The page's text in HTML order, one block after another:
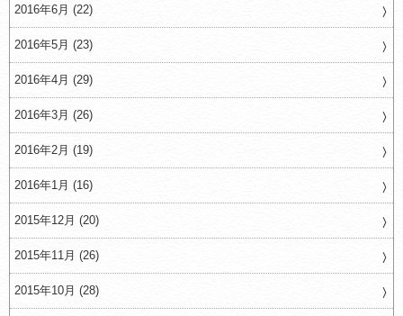
2016年6月 (22)
2016年5月 (23)
2016年4月 (29)
2016年3月 (26)
2016年2月 (19)
2016年1月 (16)
2015年12月 (20)
2015年11月 (26)
2015年10月 (28)